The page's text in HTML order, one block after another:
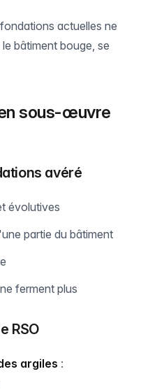
actuelles ne
bâtiment bouge, se
sous-œuvre
avéré
évolutives
partie du bâtiment
ferment plus
RSO
argiles :